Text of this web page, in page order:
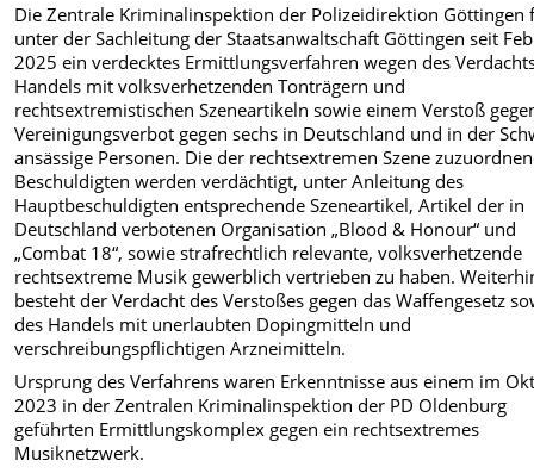
Die Zentrale Kriminalinspektion der Polizeidirektion Göttingen
unter der Sachleitung der Staatsanwaltschaft Göttingen seit
2025 ein verdecktes Ermittlungsverfahren wegen des
Handels mit volksverhetzenden Tonträgern und
rechtsextremistischen Szeneartikeln sowie einem Verstoß
Vereinigungsverbot gegen sechs in Deutschland und in der
ansässige Personen. Die der rechtsextremen Szene
Beschuldigten werden verdächtigt, unter Anleitung des
Hauptbeschuldigten entsprechende Szeneartikel, Artikel der in
Deutschland verbotenen Organisation „Blood & Honour“ und
„Combat 18“, sowie strafrechtlich relevante, volksverhetzende
rechtsextreme Musik gewerblich vertrieben zu haben.
besteht der Verdacht des Verstoßes gegen das Waffengesetz
des Handels mit unerlaubten Dopingmitteln und
verschreibungspflichtigen Arzneimitteln.
Ursprung des Verfahrens waren Erkenntnisse aus einem im
2023 in der Zentralen Kriminalinspektion der PD Oldenburg
geführten Ermittlungskomplex gegen ein rechtsextremes
Musiknetzwerk.